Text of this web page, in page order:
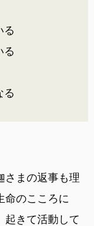
る
る
る
さまの返事も理
命のこころに
起きて活動して